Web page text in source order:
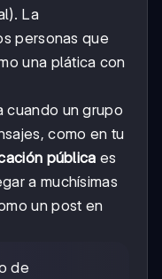
La
personas que
una plática con
cuando un grupo
como en tu
pública es
a muchísimas
un post en
de